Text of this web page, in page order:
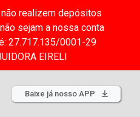
não realizem depósitos
sejam a nossa conta
27.717.135/0001-29
EIRELI
Baixe já nosso APP